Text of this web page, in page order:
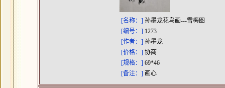
[名称：] 孙墨龙花鸟画---雪梅图
[编号：] 1273
[作者：] 孙墨龙
[价格：] 协商
[规格：] 69*46
[备注：] 画心